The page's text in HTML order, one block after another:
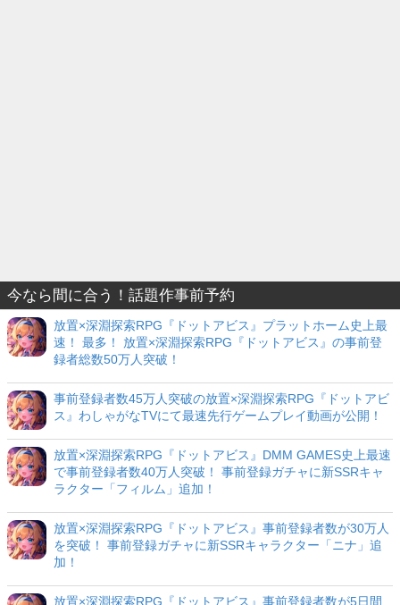
今なら間に合う！話題作事前予約
放置×深淵探索RPG『ドットアビス』プラットホーム史上最
速！ 最多！ 放置×深淵探索RPG『ドットアビス』の事前登
録者総数50万人突破！
事前登録者数45万人突破の放置×深淵探索RPG『ドットアビ
ス』わしゃがなTVにて最速先行ゲームプレイ動画が公開！
放置×深淵探索RPG『ドットアビス』DMM GAMES史上最速
で事前登録者数40万人突破！ 事前登録ガチャに新SSRキャ
ラクター「フィルム」追加！
放置×深淵探索RPG『ドットアビス』事前登録者数が30万人
を突破！ 事前登録ガチャに新SSRキャラクター「ニナ」追
加！
放置×深淵探索RPG『ドットアビス』事前登録者数が5日間